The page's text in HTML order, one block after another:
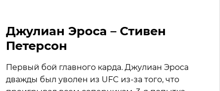
Джулиан Эроса – Стивен
Петерсон
Первый бой главного карда. Джулиан Эроса
дважды был уволен из UFC из-за того, что